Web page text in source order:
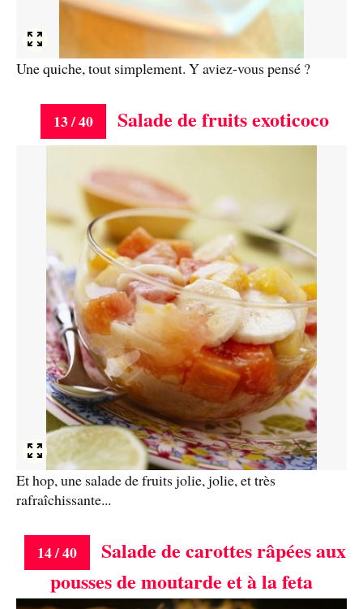
Une quiche, tout simplement. Y aviez-vous pensé ?
13 / 40 Salade de fruits exoticoco
Et hop, une salade de fruits jolie, jolie, et très
rafraîchissante...
14 / 40
Salade de carottes râpées aux
pousses de moutarde et à la feta